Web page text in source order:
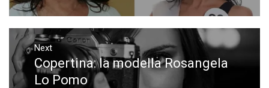
Next
Next
post:
Copertina: la modella Rosangela
Lo Pomo